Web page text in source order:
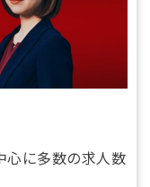
心に多数の求人数